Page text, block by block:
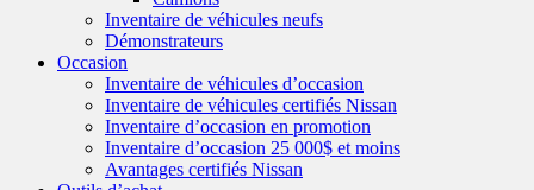
Inventaire de véhicules neufs
Démonstrateurs
Occasion
Inventaire de véhicules d’occasion
Inventaire de véhicules certifiés Nissan
Inventaire d’occasion en promotion
Inventaire d’occasion 25 000$ et moins
Avantages certifiés Nissan